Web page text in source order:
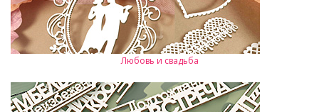
Любовь и свадьба